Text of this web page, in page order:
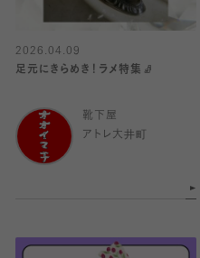
2026.04.09
足元にきらめき！ラメ特集🧦
靴下屋
アトレ大井町